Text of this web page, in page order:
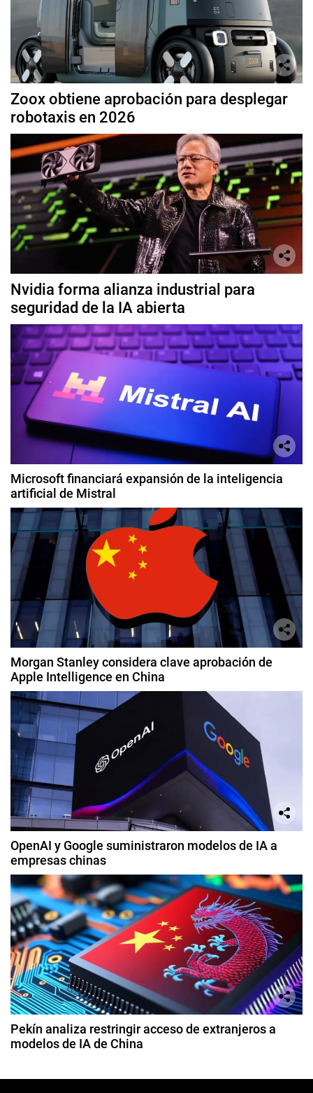
Zoox obtiene aprobación para desplegar
robotaxis en 2026
Nvidia forma alianza industrial para
seguridad de la IA abierta
Microsoft financiará expansión de la inteligencia
artificial de Mistral
Morgan Stanley considera clave aprobación de
Apple Intelligence en China
OpenAI y Google suministraron modelos de IA a
empresas chinas
Pekín analiza restringir acceso de extranjeros a
modelos de IA de China